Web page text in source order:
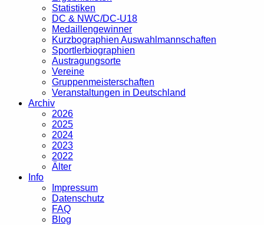
Statistiken
DC & NWC/DC-U18
Medaillengewinner
Kurzbographien Auswahlmannschaften
Sportlerbiographien
Austragungsorte
Vereine
Gruppenmeisterschaften
Veranstaltungen in Deutschland
Archiv
2026
2025
2024
2023
2022
Älter
Info
Impressum
Datenschutz
FAQ
Blog